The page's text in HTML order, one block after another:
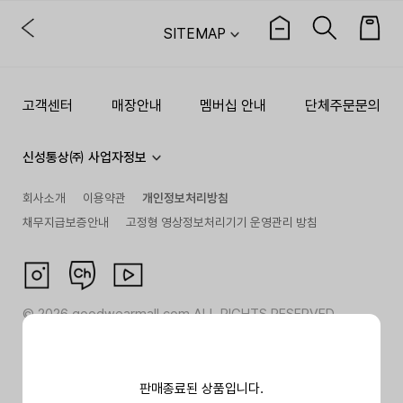
판매종료된 상품입니다.
SITEMAP
고객센터 매장안내 멤버십 안내 단체주문문의
신성통상㈜ 사업자정보
회사소개 이용약관
개인정보처리방침
채무지급보증안내
고정형 영상정보처리기기 운영관리 방침
©2026goodwearmall.com ALL RIGHTS RESERVED